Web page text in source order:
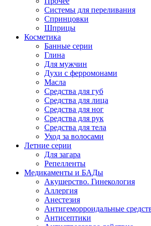
Системы для переливания
Спринцовки
Шприцы
Косметика
Банные серии
Глина
Для мужчин
Духи с ферромонами
Масла
Средства для губ
Средства для лица
Средства для ног
Средства для рук
Средства для тела
Уход за волосами
Летние серии
Для загара
Репелленты
Медикаменты и БАДы
Акушерство. Гинекология
Аллергия
Анестезия
Антигеморроидальные
Антисептики